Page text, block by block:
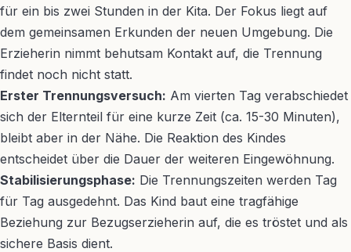
für ein bis zwei Stunden in der Kita. Der Fokus liegt auf
dem gemeinsamen Erkunden der neuen Umgebung. Die
Erzieherin nimmt behutsam Kontakt auf, die Trennung
findet noch nicht statt.
Erster Trennungsversuch: Am vierten Tag verabschiedet
sich der Elternteil für eine kurze Zeit (ca. 15-30 Minuten),
bleibt aber in der Nähe. Die Reaktion des Kindes
entscheidet über die Dauer der weiteren Eingewöhnung.
Stabilisierungsphase: Die Trennungszeiten werden Tag
für Tag ausgedehnt. Das Kind baut eine tragfähige
Beziehung zur Bezugserzieherin auf, die es tröstet und als
sichere Basis dient.